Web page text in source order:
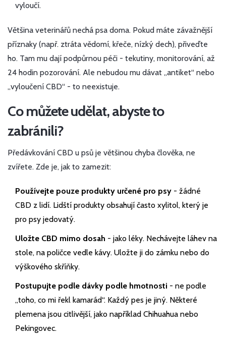
vyloučí.
Většina veterinářů nechá psa doma. Pokud máte závažnější
příznaky (např. ztráta vědomí, křeče, nízký dech), přiveďte
ho. Tam mu dají podpůrnou péči - tekutiny, monitorování, až
24 hodin pozorování. Ale nebudou mu dávat „antiket“ nebo
„vyloučení CBD“ - to neexistuje.
Co můžete udělat, abyste to
zabránili?
Předávkování CBD u psů je většinou chyba člověka, ne
zvířete. Zde je, jak to zamezit:
Používejte pouze produkty určené pro psy - žádné
CBD z lidí. Lidští produkty obsahují často xylitol, který je
pro psy jedovatý.
Uložte CBD mimo dosah - jako léky. Nechávejte láhev na
stole, na poličce vedle kávy. Uložte ji do zámku nebo do
výškového skříňky.
Postupujte podle dávky podle hmotnosti - ne podle
„toho, co mi řekl kamarád“. Každý pes je jiný. Některé
plemena jsou citlivější, jako například Chihuahua nebo
Pekingovec.